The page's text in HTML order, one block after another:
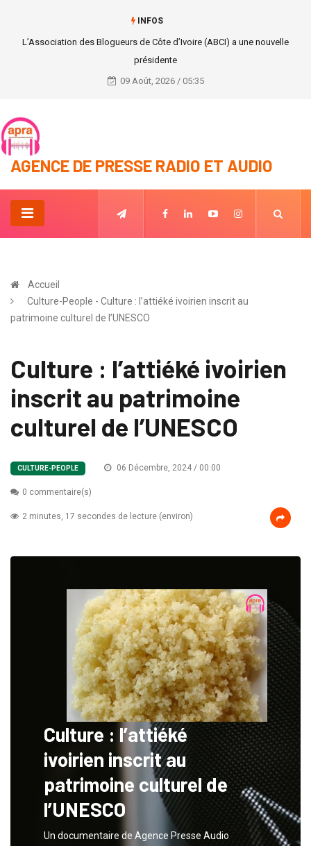
INFOS
Le chef de l'Etat ivoirien échange avec le Ministre d'Etat, Ministre des
Affaires Étrangères du Niger.
09 Août, 2026 / 05:35
AGENCE DE PRESSE RADIO ET AUDIO
Accueil
Culture-People - Culture : l’attiéké ivoirien inscrit au
patrimoine culturel de l’UNESCO
Culture : l’attiéké ivoirien
inscrit au patrimoine
culturel de l’UNESCO
CULTURE-PEOPLE 06 Décembre, 2024 / 00:00
0 commentaire(s)
2 minutes, 17 secondes de lecture (environ)
Culture : l’attiéké
ivoirien inscrit au
patrimoine culturel de
l’UNESCO
Un documentaire de Agence Presse Audio